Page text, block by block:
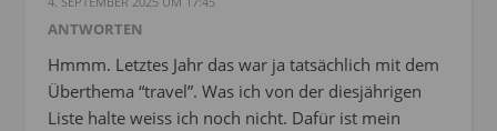
ANTWORTEN
Hmmm. Letztes Jahr das war ja tatsächlich mit dem
Überthema “travel”. Was ich von der diesjährigen
Liste halte weiss ich noch nicht. Dafür ist mein